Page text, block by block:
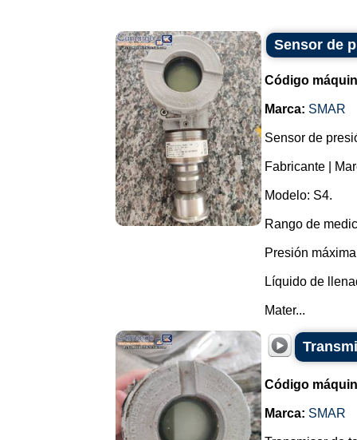
Sensor de
Código
Marca: SMAR
Sensor de
Fabricante |
Modelo: S4.
Rango de
Presión
Líquido de
Mater...
Código
Marca: SMAR